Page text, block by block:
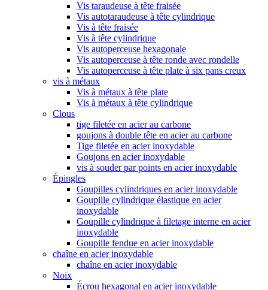
Vis taraudeuse à tête fraisée
Vis autotaraudeuse à tête cylindrique
Vis à tête fraisée
Vis à tête cylindrique
Vis autoperceuse hexagonale
Vis autoperceuse à tête ronde avec rondelle
Vis autoperceuse à tête plate à six pans creux
vis à métaux
Vis à métaux à tête plate
Vis à métaux à tête cylindrique
Clous
tige filetée en acier au carbone
goujons à double tête en acier au carbone
Tige filetée en acier inoxydable
Goujons en acier inoxydable
vis à souder par points en acier inoxydable
Épingles
Goupilles cylindriques en acier inoxydable
Goupille cylindrique élastique en acier
inoxydable
Goupille cylindrique à filetage interne en acier
inoxydable
Goupille fendue en acier inoxydable
chaîne en acier inoxydable
chaîne en acier inoxydable
Noix
Écrou hexagonal en acier inoxydable